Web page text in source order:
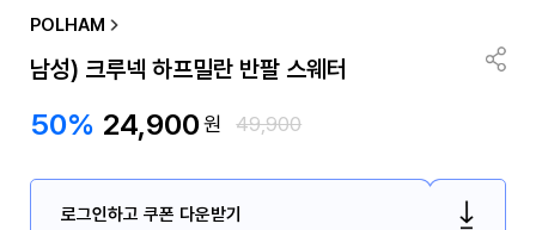
POLHAM
남성) 크루넥 하프밀란 반팔 스웨터
50% 24,900원 49,900
로그인하고 쿠폰 다운받기